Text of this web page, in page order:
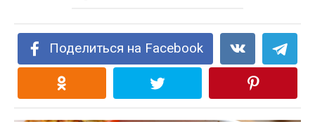
Поделиться на Facebook